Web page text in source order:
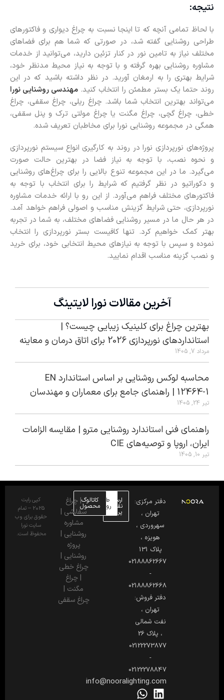
نتیجه:
با لحاظ تمامی آنچه که تا اینجا نسبت به چراغ دیواری و فاکتورهای
طراحی روشنایی گفته شد، در صورتی که شما هم برای فضاهای
مختلف نیاز به تامین نور در کنار تزئین دارید، می‌توانید از خدمات
مشاوره روشنایی بهره گرفته و با توجه به نیاز محیط مدنظر خود،
شرایط بهتری را به ارمغان آورید. در نظر داشته باشید که در این
روند حتما یک بستر مطمئن را انتخاب کنید. مهندسی روشنایی نورا
می‌تواند بهترین انتخاب شما باشد. چراغ ریلی، چراغ سقفی، چراغ
خطی، چراغ گچی، چراغ مگنت یا چراغ مولتی ترک و پنل سقفی،
همگی در مجموعه روشنایی نورا برای مخاطبان تعریف شده.
پروژه‌های نورپردازی نورا در روند به کارگیری انواع سیستم نورپردازی
و نحوه نصب، با توجه به نیاز فضا در بهترین حالت صورت
می‌گیرد. ما در این مجموعه تنوع بالایی را برای چراغ‌های روشنایی
و دکوراتیو در نظر گرفتیم که شرایط را برای انتخاب با توجه به
فاکتورهای مختلف فراهم می‌آورد. از این رو با ارائه خدمات مشاوره
نورپردازی، حتی شرایط گزینش مناسب و اصولی فراهم خواهد آمد.
در هر حال ما در مسیر روشنایی فضاهای مختلف، به شما در تجربه
بهتر کمک خواهیم کرد. تنها کافیست بستر نورپردازی را انتخاب
نموده و سپس با توجه به نیازهای محیط انتخابی خود، برای خرید
و نصب گزینه مناسب اقدام نمایید.
آخرین مقالات نورا لایتینگ
بهترین چراغ برای کلینیک زیبایی چیست؟ |
استانداردهای نورپردازی 2026 برای اتاق درمان و معاینه
مرداد 7, 1405
محاسبه لوکس روشنایی بر اساس استاندارد EN
12464-1 | راهنمای جامع برای معماران و مهندسان
تیر 24, 1405
راهنمای فنی استاندارد روشنایی مترو | مقایسه الزامات
ایران، اروپا و توصیه‌های CIE
تیر 10, 1405
دفتر مرکزی:
تهران ،
سهروردی ،
هویزه ،
پلاک 131
02188862667
-
02188862668
دفتر فروش:
تهران ،
نفت شمالی
، پلاک 26
02122273877
-
02122278847
info@nooralighting.com
ارسال
نقشه
پروژه
طراحی
روشنایی
کاتالوگ
محصول
| چراغ
سفارشی |
مشاوره
روشنایی |
پروژه
روشنایی |
چراغ خطی
| چراغ
مگنت |
چراغ سقفی
کپی رایت
2025 – تمام
حقوق برای وب
سایت نورا
محفوظ است.